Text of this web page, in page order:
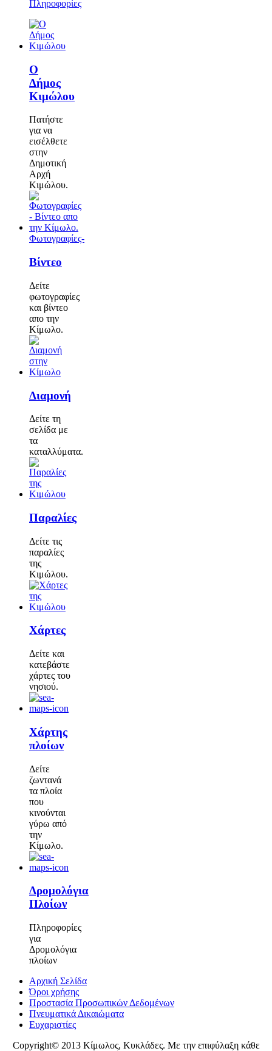
Πληροφορίες
Ο
Δήμος
Κιμώλου
Πατήστε
για να
εισέλθετε
στην
Δημοτική
Αρχή
Κιμώλου.
Φωτογραφίες-
Βίντεο
Δείτε
φωτογραφίες
και βίντεο
απο την
Κίμωλο.
Διαμονή
Δείτε τη
σελίδα με
τα
καταλλύματα.
Παραλίες
Δείτε τις
παραλίες
της
Κιμώλου.
Χάρτες
Δείτε και
κατεβάστε
χάρτες του
νησιού.
Χάρτης
πλοίων
Δείτε
ζωντανά
τα πλοία
που
κινούνται
γύρω από
την
Κίμωλο.
Δρομολόγια
Πλοίων
Πληροφορίες
για
Δρομολόγια
πλοίων
Αρχική Σελίδα
Όροι χρήσης
Προστασία Προσωπικών Δεδομένων
Πνευματικά Δικαιώματα
Ευχαριστίες
Copyright© 2013 Κίμωλος, Κυκλάδες. Με την επιφύλαξη κάθε